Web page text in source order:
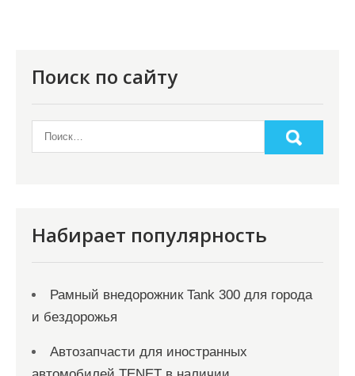
Поиск по сайту
Набирает популярность
Рамный внедорожник Tank 300 для города
и бездорожья
Автозапчасти для иностранных